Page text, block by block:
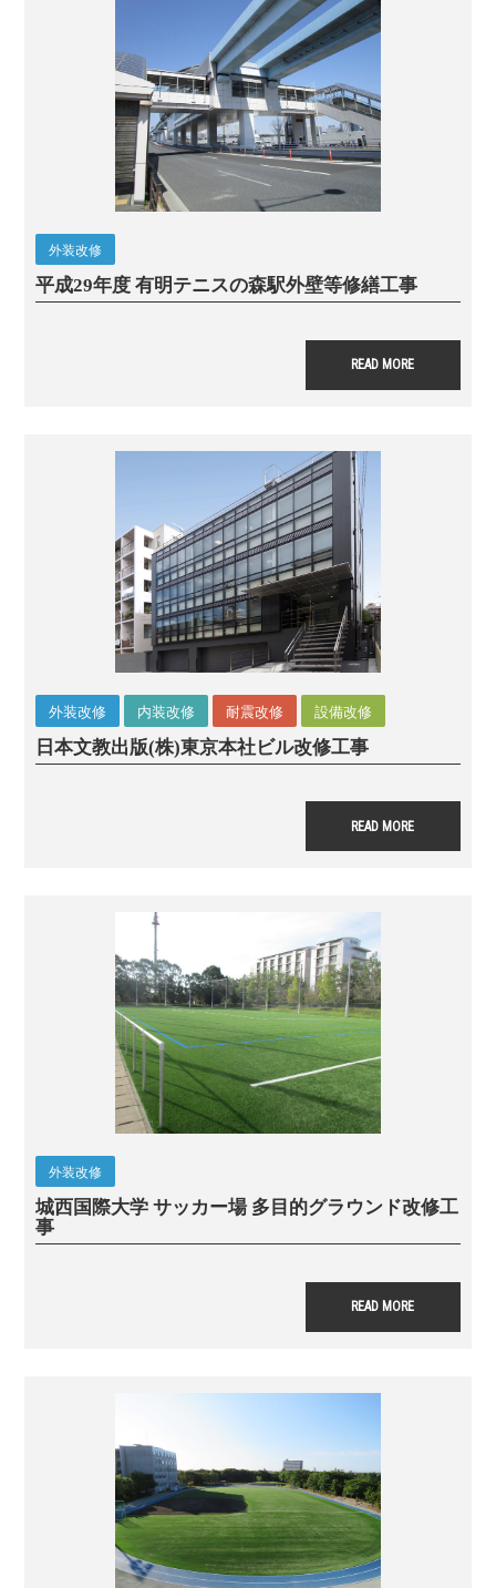
外装改修
平成29年度 有明テニスの森駅外壁等修繕工事
READ MORE
外装改修 内装改修 耐震改修 設備改修
日本文教出版(株)東京本社ビル改修工事
READ MORE
外装改修
城西国際大学 サッカー場 多目的グラウンド改修工
事
READ MORE